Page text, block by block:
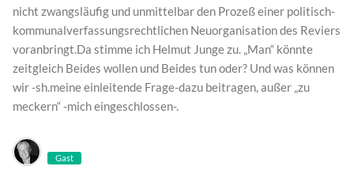
nicht zwangsläufig und unmittelbar den Prozeß einer politisch-
kommunalverfassungsrechtlichen Neuorganisation des Reviers
voranbringt.Da stimme ich Helmut Junge zu. „Man“ könnte
zeitgleich Beides wollen und Beides tun oder? Und was können
wir -sh.meine einleitende Frage-dazu beitragen, außer „zu
meckern“ -mich eingeschlossen-.
Gast